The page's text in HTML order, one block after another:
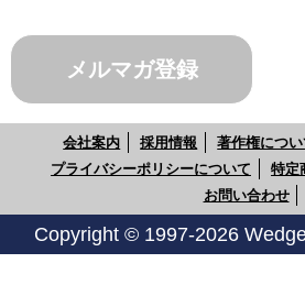
メルマガ登録
会社案内 採用情報 著作権につい
プライバシーポリシーについて
特定
お問い合わせ
Copyright © 1997-2026